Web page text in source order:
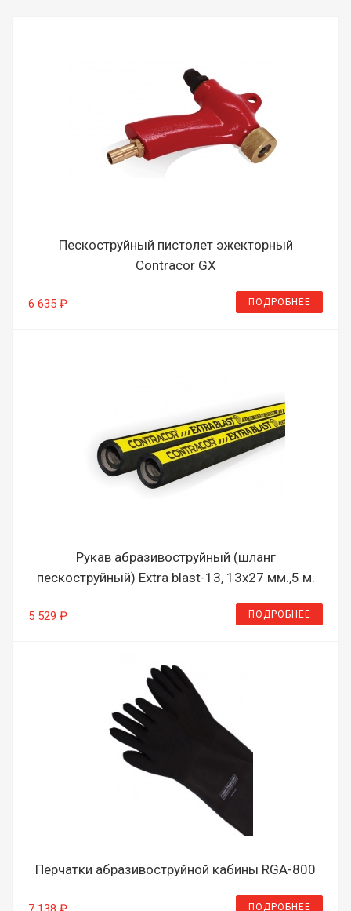
Пескоструйный пистолет эжекторный
Contracor GX
6 635 ₽ ПОДРОБНЕЕ
Рукав абразивоструйный (шланг
пескоструйный) Extra blast-13, 13х27 мм.,5 м.
5 529 ₽ ПОДРОБНЕЕ
Перчатки абразивоструйной кабины RGA-800
ПОДРОБНЕЕ